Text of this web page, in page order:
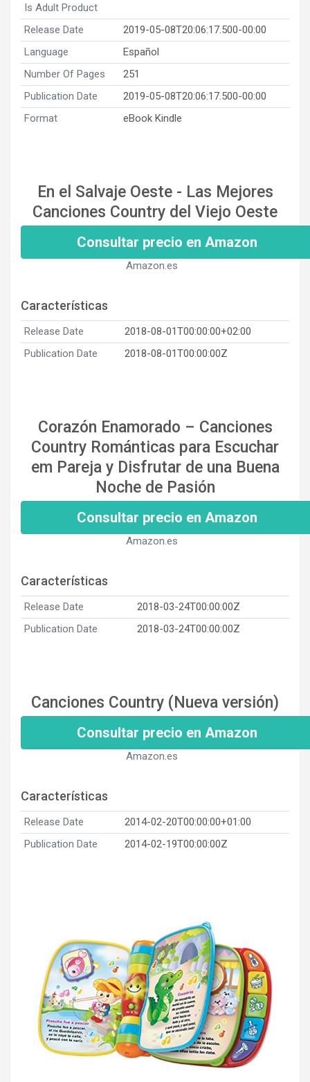
Is Adult Product
Release Date
2019-05-08T20:06:17.500-00:00
Language
Español
Number Of Pages
251
Publication Date
2019-05-08T20:06:17.500-00:00
Format
eBook Kindle
En el Salvaje Oeste - Las Mejores
Canciones Country del Viejo Oeste
Consultar precio en Amazon
Amazon.es
Características
Release Date
2018-08-01T00:00:00+02:00
Publication Date
2018-08-01T00:00:00Z
Corazón Enamorado – Canciones
Country Románticas para Escuchar
em Pareja y Disfrutar de una Buena
Noche de Pasión
Consultar precio en Amazon
Amazon.es
Características
Release Date
2018-03-24T00:00:00Z
Publication Date
2018-03-24T00:00:00Z
Canciones Country (Nueva versión)
Consultar precio en Amazon
Amazon.es
Características
Release Date
2014-02-20T00:00:00+01:00
Publication Date
2014-02-19T00:00:00Z